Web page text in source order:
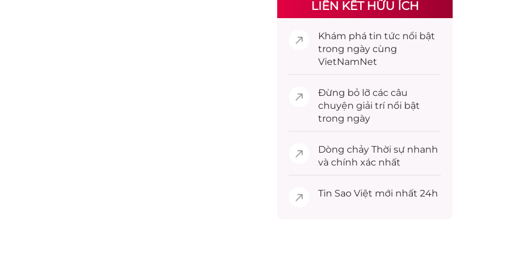
LIÊN KẾT HỮU ÍCH
Khám phá tin tức nổi bật
trong ngày cùng
VietNamNet
Đừng bỏ lỡ các câu
chuyện giải trínổi bật
trong ngày
Dòng chảy Thời sự nhanh
và chính xác nhất
Tin Sao Việt mới nhất 24h